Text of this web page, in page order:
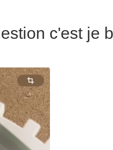
c'est je